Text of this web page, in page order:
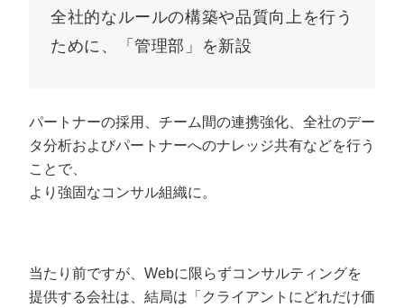
全社的なルールの構築や品質向上を行う
ために、「管理部」を新設
パートナーの採用、チーム間の連携強化、全社のデー
タ分析およびパートナーへのナレッジ共有などを行う
ことで、
より強固なコンサル組織に。
当たり前ですが、Webに限らずコンサルティングを
提供する会社は、結局は「クライアントにどれだけ価